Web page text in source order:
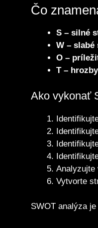
Čo
S – silné
W – slabé
O –
T –
Ako vykonať
Analyzujte
Vytvorte
SWOT analýza